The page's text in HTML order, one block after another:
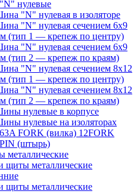
нулевые
"N" нулевая в изоляторе
"N" нулевая сечением 6х9
(тип 1 — крепеж по центру)
"N" нулевая сечением 6х9
(тип 2 — крепеж по краям)
"N" нулевая сечением 8х12
(тип 1 — крепеж по центру)
"N" нулевая сечением 8х12
(тип 2 — крепеж по краям)
нулевые в корпусе
нулевые на изоляторах
FORK (вилка) 12FORK
(штырь)
металлические
щиты металлические
щиты металлические